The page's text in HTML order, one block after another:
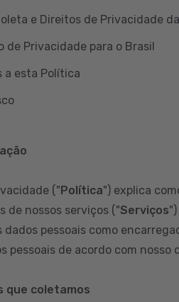
e Direitos de Privacidade
de Privacidade para o Brasil
a esta Política
("Política") explica
de nossos serviços ("Serviços
dados pessoais como
pessoais de acordo com
que coletamos